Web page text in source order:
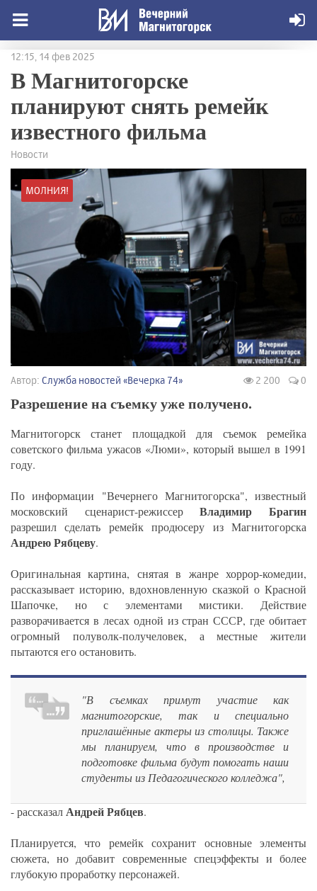
12:15, 14 фев 2025
В Магнитогорске
планируют снять ремейк
известного фильма
Новости
МОЛНИЯ!
Автор: Служба новостей «Вечерка 74» 2 200 0
Разрешение на съемку уже получено.
Магнитогорск станет площадкой для съемок ремейка
советского фильма ужасов «Люми», который вышел в 1991
году.
По информации "Вечернего Магнитогорска", известный
московский сценарист-режиссерВладимир Брагин
разрешил сделать ремейк продюсеру из Магнитогорска
Андрею Рябцеву.
Оригинальная картина, снятая в жанре хоррор-комедии,
рассказывает историю, вдохновленную сказкой о Красной
Шапочке, но с элементами мистики. Действие
разворачивается в лесах одной из стран СССР, где обитает
огромный полуволк-получеловек, а местные жители
пытаются его остановить.
"В съемках примут участие как
магнитогорские, так и специально
приглашённые актеры из столицы. Также
мы планируем, что в производстве и
подготовке фильма будут помогать наши
студенты из Педагогического колледжа",
- рассказалАндрей Рябцев.
Планируется, что ремейк сохранит основные элементы
сюжета, но добавит современные спецэффекты и более
глубокую проработку персонажей.